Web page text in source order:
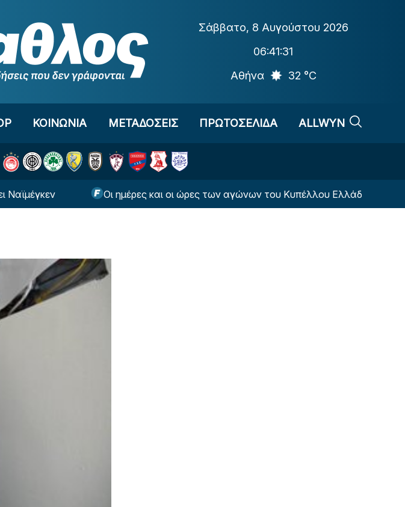
Σάββατο, 8 Αυγούστου 2026
06:41:33
Αθήνα
32 °C
ΚΟΙΝΩΝΙΑ ΜΕΤΑΔΟΣΕΙΣ ΠΡΩΤΟΣΕΛΙΔΑ ALLWYN
Οι ημέρες και οι ώρες των αγώνων του Κυπέλλου Ελλάδας Οι